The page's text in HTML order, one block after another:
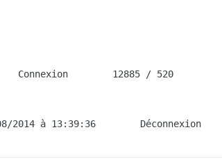
Connexion        12885 / 520
2014 à 13:39:36        Déconnexion